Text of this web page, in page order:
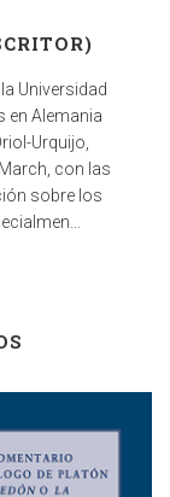
Universidad
en Alemania
Urquijo,
con las
sobre los